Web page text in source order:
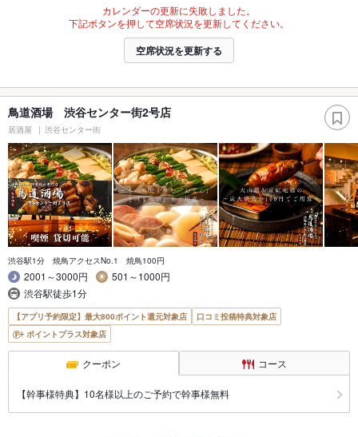
カレンダーの更新に失敗しました。
下記ボタンを押して空席状況を更新してください。
空席状況を更新する
鳥道酒場 渋谷センター街2号店
居酒屋 渋谷センター街
渋谷駅1分 焼鳥アクセスNo.1 焼鳥100円
2001～3000円
501～1000円
渋谷駅徒歩1分
【アプリ予約限定】最大800ポイント還元対象店
口コミ投稿特典対象店
ポイントプラス対象店
クーポン コース
【幹事様特典】10名様以上のご予約で幹事様無料